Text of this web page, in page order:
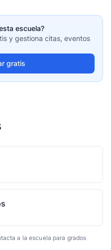
escuela?
y gestiona citas, eventos
gratis
a la escuela para grados